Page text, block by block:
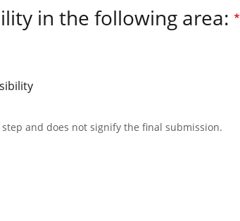
in the following area:
and does not signify the final submission.